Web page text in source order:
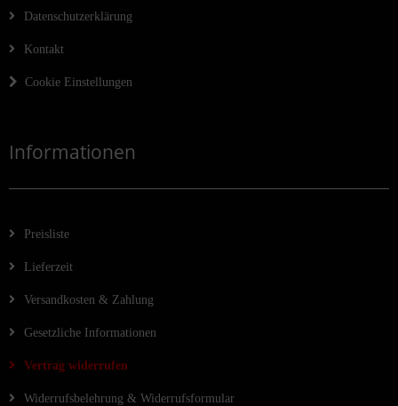
Datenschutzerklärung
Kontakt
Cookie Einstellungen
Informationen
Preisliste
Lieferzeit
Versandkosten & Zahlung
Gesetzliche Informationen
Vertrag widerrufen
Widerrufsbelehrung & Widerrufsformular